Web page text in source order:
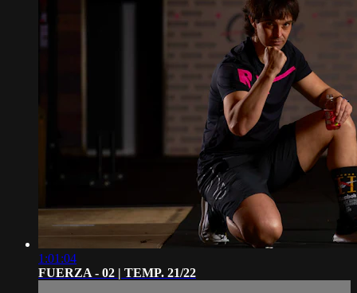
1:01:04
FUERZA - 02 | TEMP. 21/22